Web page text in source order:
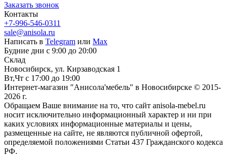
Заказать звонок
Контакты
+7-996-546-0311
sale@anisola.ru
Написать в Telegram или Max
Будние дни с 9:00 до 20:00
Склад
Новосибирск, ул. Кирзаводская 1
Вт,Чт с 17:00 до 19:00
Интернет-магазин "Анисола'мебель" в Новосибирске © 2015-
2026 г.
Обращаем Ваше внимание на то, что сайт anisola-mebel.ru
носит исключительно информационный характер и ни при
каких условиях информационные материалы и цены,
размещенные на сайте, не являются публичной офертой,
определяемой положениями Статьи 437 Гражданского кодекса
РФ.